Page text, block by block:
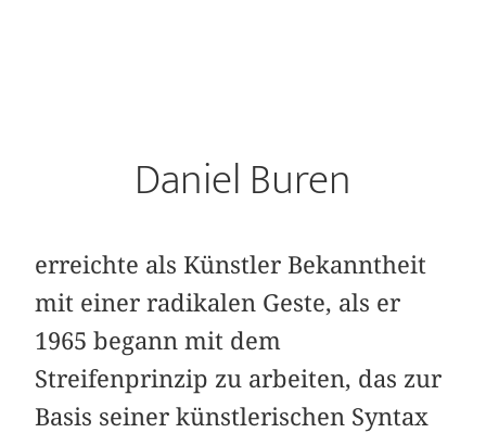
Daniel Buren
erreichte als Künstler Bekanntheit
mit einer radikalen Geste, als er
1965 begann mit dem
Streifenprinzip zu arbeiten, das zur
Basis seiner künstlerischen Syntax